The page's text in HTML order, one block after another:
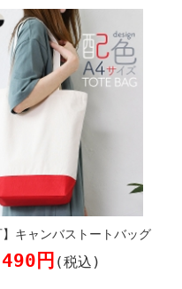
キャンバストートバッグ
円 (税込)